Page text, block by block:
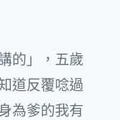
的」，五歲
道反覆唸過
為爹的我有